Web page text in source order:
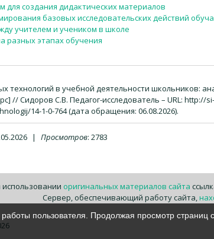
для создания дидактических материалов
базовых исследовательских действий
учителем и учеником в школе
разных этапах обучения
технологий в учебной деятельности школьников:
// Сидоров С.В. Педагог-исследователь – URL: http://si-
14-1-0-764 (дата обращения: 06.08.2026).
| Просмотров: 2783
оригинальных материалов сайта
Сервер, обеспечивающий работу сайта,
пользователя. Продолжая просмотр страниц